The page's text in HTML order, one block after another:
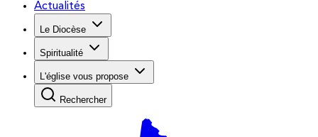
Actualités
Le Diocèse
Spiritualité
L'église vous propose
Rechercher